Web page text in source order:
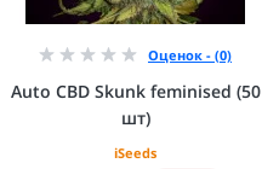
Оценок - (0)
Auto CBD Skunk feminised (50
шт)
iSeeds